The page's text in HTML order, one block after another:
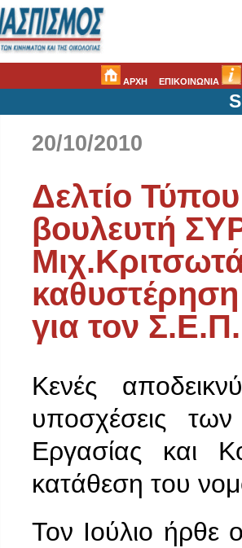
ΑΡΧΗ ΕΠΙΚΟΙΝΩΝΙΑ
20/10/2010
Δελτίο
βουλευτή
για τον
Κενές
υποσχέσεις
Εργασίας και
κατάθεση του
Τον Ιούλιο ήρθε